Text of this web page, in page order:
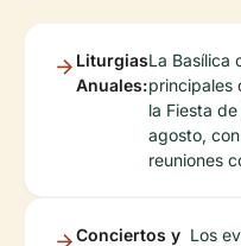
Liturgias
Anuales:
La Basílica
principales
la Fiesta
agosto,
reuniones
Conciertos y Los